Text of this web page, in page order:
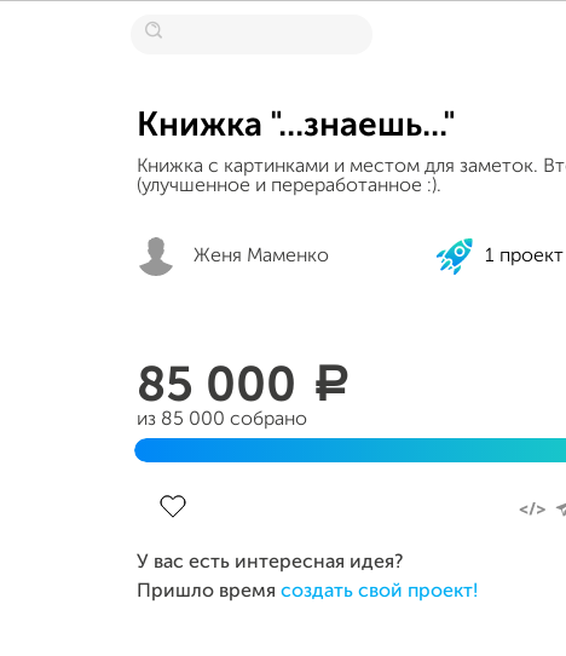
Книжка "...знаешь..."
Книжка с картинками и местом для заметок.
(улучшенное и переработанное :).
Женя Маменко 1 проект
85 000 a
из 85 000 собрано
У вас есть интересная идея?
Пришло время создать свой проект!